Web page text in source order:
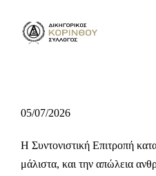
content
05/07/2026
Η Συντονιστική Επιτροπή
μάλιστα, και την απώλεια